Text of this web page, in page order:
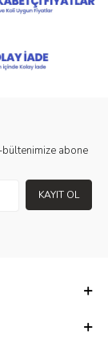
abone
KAYIT OL